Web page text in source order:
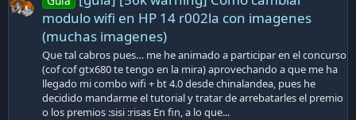
modulo wifi en HP 14 r002la con imagenes
(muchas imagenes)
Que tal cabros pues… me he animado a participar en el concurso
(cof cof gtx680 te tengo en la mira) aprovechando a que me ha
llegado mi combo wifi + bt 4.0 desde chinalandea, pues he
decidido mandarme el tutorial y tratar de arrebatarles el premio
o los premios :sisi :risas En fin, a lo que...